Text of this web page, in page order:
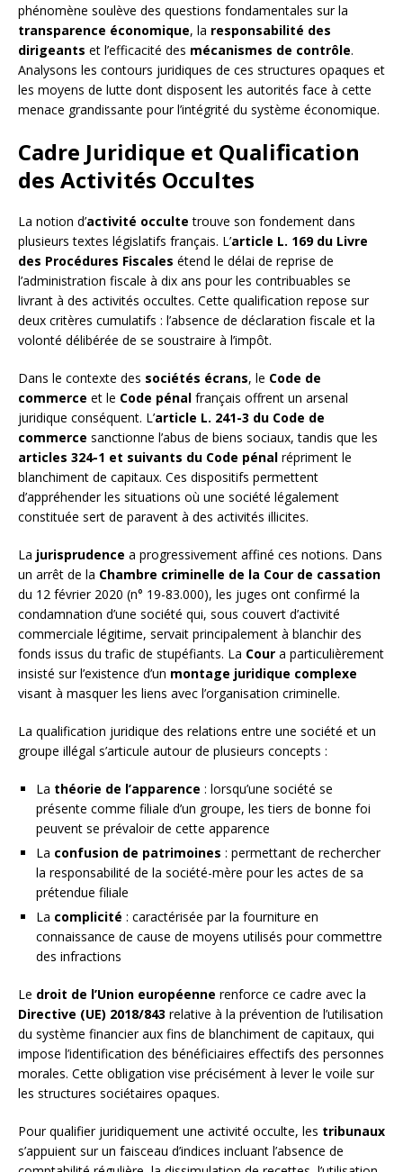
phénomène soulève des questions fondamentales sur la
transparence économique, la responsabilité des
dirigeants et l’efficacité des mécanismes de contrôle.
Analysons les contours juridiques de ces structures opaques et
les moyens de lutte dont disposent les autorités face à cette
menace grandissante pour l’intégrité du système économique.
Cadre Juridique et Qualification
des Activités Occultes
La notion d’activité occulte trouve son fondement dans
plusieurs textes législatifs français. L’article L. 169 du Livre
des Procédures Fiscales étend le délai de reprise de
l’administration fiscale à dix ans pour les contribuables se
livrant à des activités occultes. Cette qualification repose sur
deux critères cumulatifs : l’absence de déclaration fiscale et la
volonté délibérée de se soustraire à l’impôt.
Dans le contexte des sociétés écrans, le Code de
commerce et le Code pénal français offrent un arsenal
juridique conséquent. L’article L. 241-3 du Code de
commerce sanctionne l’abus de biens sociaux, tandis que les
articles 324-1 et suivants du Code pénal répriment le
blanchiment de capitaux. Ces dispositifs permettent
d’appréhender les situations où une société légalement
constituée sert de paravent à des activités illicites.
La jurisprudence a progressivement affiné ces notions. Dans
un arrêt de la Chambre criminelle de la Cour de cassation
du 12 février 2020 (n° 19-83.000), les juges ont confirmé la
condamnation d’une société qui, sous couvert d’activité
commerciale légitime, servait principalement à blanchir des
fonds issus du trafic de stupéfiants. La Cour a particulièrement
insisté sur l’existence d’un montage juridique complexe
visant à masquer les liens avec l’organisation criminelle.
La qualification juridique des relations entre une société et un
groupe illégal s’articule autour de plusieurs concepts :
La théorie de l’apparence : lorsqu’une société se
présente comme filiale d’un groupe, les tiers de bonne foi
peuvent se prévaloir de cette apparence
La confusion de patrimoines : permettant de rechercher
la responsabilité de la société-mère pour les actes de sa
prétendue filiale
La complicité : caractérisée par la fourniture en
connaissance de cause de moyens utilisés pour commettre
des infractions
Le droit de l’Union européenne renforce ce cadre avec la
Directive (UE) 2018/843 relative à la prévention de l’utilisation
du système financier aux fins de blanchiment de capitaux, qui
impose l’identification des bénéficiaires effectifs des personnes
morales. Cette obligation vise précisément à lever le voile sur
les structures sociétaires opaques.
Pour qualifier juridiquement une activité occulte, les tribunaux
s’appuient sur un faisceau d’indices incluant l’absence de